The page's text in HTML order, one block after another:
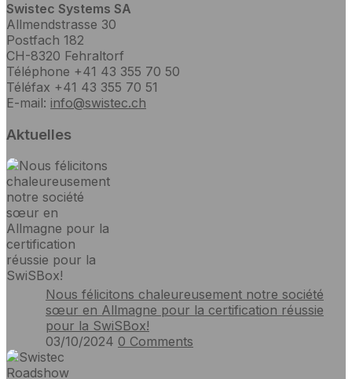
Swistec Systems SA
Allmendstrasse 30
Postfach 182
CH-8320 Fehraltorf
Téléphone +41 43 355 70 50
Téléfax +41 43 355 70 51
E-mail: info@swistec.ch
Aktuelles
Nous félicitons chaleureusement notre société
sœur en Allmagne pour la certification réussie
pour la SwiSBox!
03/10/2024 0 Comments